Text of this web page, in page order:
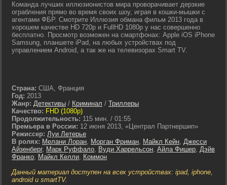
Команда лучших иллюзионистов мира проворачивает дерзкие
ограбления прямо во время своих шоу, играя в кошки-мышки с
агентами ФБР. Смотрите Иллюзия обмана фильм 2013 года в
хорошем качестве HD 720p и FullHD 1080p у нас совершенно
бесплатно. Просмотр возможен на смартфонах: Apple iOS iPhone
Samsung, планшете iPad, на любых устройствах под
управлением Android, а так же на телевизорах Smart TV.
Страна: США, Франция
Год: 2013
Жанр: Детективы / Криминал / Триллеры
Качество: FHD (1080p)
Продолжительность: 115 мин. / 01:55
Премьера в России: 12 июня 2013, «Централ Партнершип»
Режиссер: Луи Летерье
В ролях: Мелани Лоран, Морган Фриман, Майкл Кейн, Джесси
Айзенберг, Марк Руффало, Вуди Харрельсон, Айла Фишер, Дэйв
Франко, Майкл Келли, Коммон
Данный материал доступен на всех устройствах: ipad, iphone,
android и smartTV.